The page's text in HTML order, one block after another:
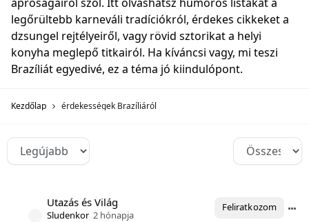
legőrültebb karneváli tradíciókról, érdekes cikkeket a
dzsungel rejtélyeiről, vagy rövid sztorikat a helyi
konyha meglepő titkairól. Ha kíváncsi vagy, mi teszi
Brazíliát egyedivé, ez a téma jó kiindulópont.
Kezdőlap érdekességek Brazíliáról
Utazás és Világ
Sludenkor 2 hónapja
Feliratkozom